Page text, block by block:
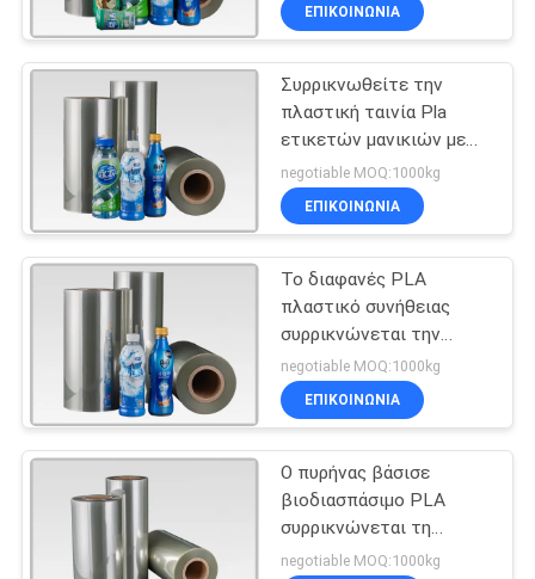
ΠΟΙΟΤΙΚΌΣ
ΈΛΕΓΧΟΣ
ΕΛΆΤΕ
ΣΕ
ΕΠΑΦΉ
ΕΙΔΉΣΕΙΣ
ΖΗΤΉΣΤΕ
ΈΝΑ
ΑΠΌΣΠΑΣΜΑ
Το PVC
συρρικνώνεται την
ταινία
OPS
συρρικνώνονται
την ταινία
περιβάλλον
ΕΠΙΚΟΙΝΩΝΙΑ
Συρρικνωθείτε την
πλαστική ταινία Pla
ετικετών μανικιών με
την εκτύπωση
λογότυπων σχεδίου
συνήθειας
negotiable MOQ:1000kg
ΕΠΙΚΟΙΝΩΝΙΑ
Το διαφανές PLA
πλαστικό συνήθειας
συρρικνώνεται την
ταινία περικαλυμμάτων
για την εκτύπωση και τη
συσκευασία
negotiable MOQ:1000kg
ΕΠΙΚΟΙΝΩΝΙΑ
Ο πυρήνας βάσισε
βιοδιασπάσιμο PLA
συρρικνώνεται τη
συσκευασία ταινιών με
negotiable MOQ:1000kg